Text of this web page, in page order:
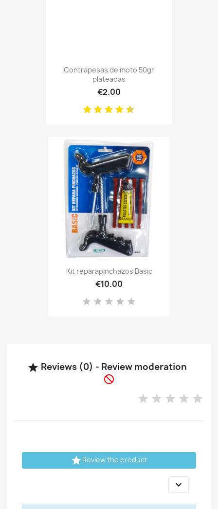
Contrapesas de moto 50gr
plateadas
€2.00
Kit reparapinchazos Basic
€10.00
 Reviews (0) - Review moderation

Review the product
